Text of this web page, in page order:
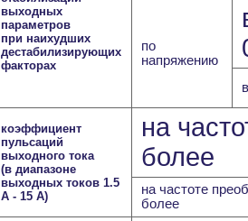
выходных
параметров
при наихудших
дестабилизирующих
факторах
по
напряжению
коэффициент
пульсаций
выходного тока
(в диапазоне
выходных токов 1.5
А - 15 А)
на
более
на частоте
более